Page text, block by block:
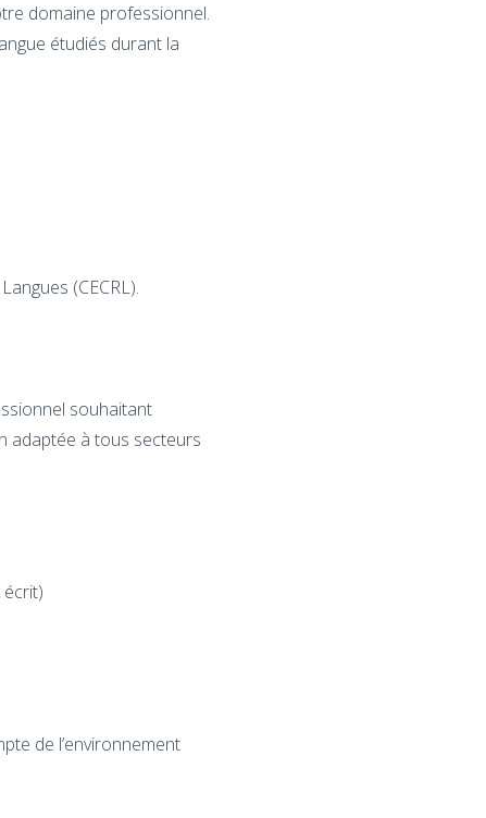
domaine professionnel.
étudiés durant la
(CECRL).
souhaitant
adaptée à tous secteurs
de l’environnement